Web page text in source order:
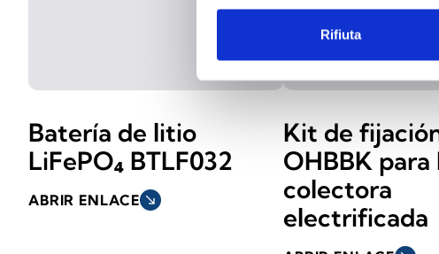
Rifiuta
Batería de litio
LiFePO₄ BTLF032
ABRIR ENLACE south_east
Kit de
OHBBK para
colectora
electrificada